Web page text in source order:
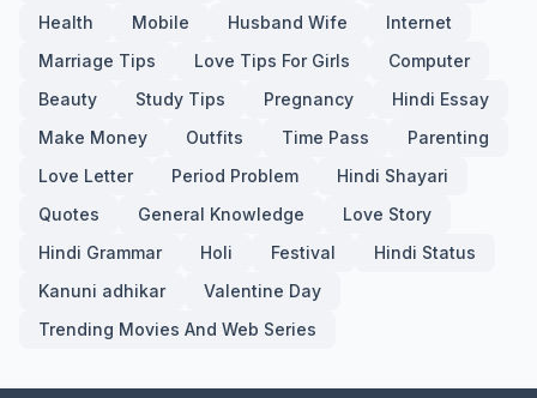
Health
Mobile Husband Wife
Internet
Marriage Tips
Love Tips For Girls
Computer
Beauty
Study Tips Pregnancy
Hindi Essay
Make Money
Outfits Time Pass
Parenting
Love Letter
Period Problem
Hindi Shayari
Quotes
General Knowledge
Love Story
Hindi Grammar
Holi Festival
Hindi Status
Kanuni adhikar
Valentine Day
Trending Movies And Web Series